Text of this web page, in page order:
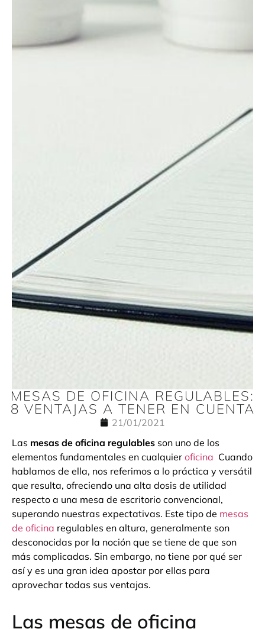
MESAS DE OFICINA REGULABLES:
8 VENTAJAS A TENER EN CUENTA
21/01/2021
Las mesas de oficina regulables son uno de los
elementos fundamentales en cualquier oficina Cuando
hablamos de ella, nos referimos a lo práctica y versátil
que resulta, ofreciendo una alta dosis de utilidad
respecto a una mesa de escritorio convencional,
superando nuestras expectativas. Este tipo de mesas
de oficina regulables en altura, generalmente son
desconocidas por la noción que se tiene de que son
más complicadas. Sin embargo, no tiene por qué ser
así y es una gran idea apostar por ellas para
aprovechar todas sus ventajas.
Las mesas de oficina